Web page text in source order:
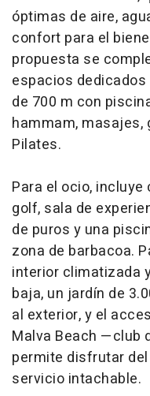
óptimas de aire,
confort para el
propuesta se
espacios
de 700 m con
hammam, masajes,
Pilates.
Para el ocio,
golf, sala de
de puros y una
zona de barbacoa.
interior climatizada
baja, un jardín de
al exterior, y el
Malva Beach —club
permite disfrutar
servicio intachable.